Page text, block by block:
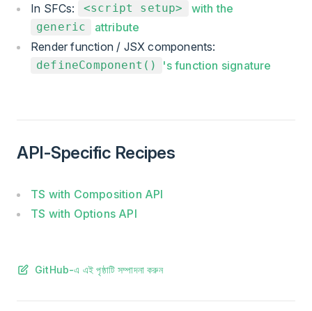
In SFCs: <script setup> with the
generic
attribute
Render function / JSX components:
defineComponent() 's function signature
API-Specific Recipes
TS with Composition API
TS with Options API
GitHub-এ এই পৃষ্ঠাটি সম্পাদনা করুন